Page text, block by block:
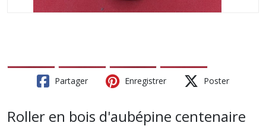
Partager Enregistrer Poster
Roller en bois d'aubépine centenaire